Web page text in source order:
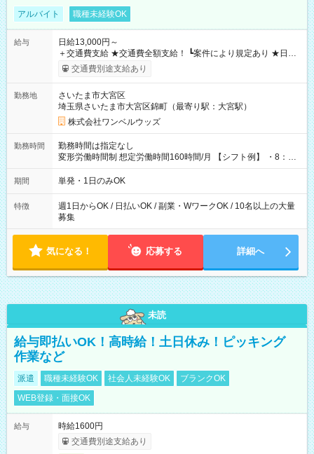
アルバイト 職種未経験OK
給与
日給13,000円～
＋交通費支給 ★交通費全額支給！ ┗案件により規定あり ★日払
いOK！（規定あり） ┗働いたその日に現金GET♪ お仕事後はコ
ンビニATMから 日払い分を引き落とせます！ 【試用期間】試
交通費別途支給あり
勤務地
さいたま市大宮区
埼玉県さいたま市大宮区錦町（最寄り駅：大宮駅）
株式会社ワンベルウッズ
勤務時間
勤務時間は指定なし
変形労働時間制 想定労働時間160時間/月 【シフト例】 ・8：00
～21：00
期間 単発・1日のみOK
特徴
週1日からOK / 日払いOK / 副業・WワークOK / 10名以上の大量
募集
気になる！ 応募する 詳細へ
未読
給与即払いOK！高時給！土日休み！ピッキング
作業など
派遣 職種未経験OK 社会人未経験OK
ブランクOK
WEB登録・面接OK
給与
時給1600円
交通費別途支給あり